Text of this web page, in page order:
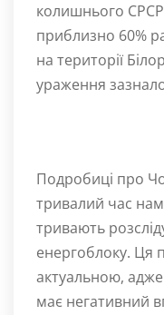
колишнього
приблизно 60%
на території
ураження
Подробиці про
тривалий час
тривають
енергоблоку. Ця
актуальною,
має негативний